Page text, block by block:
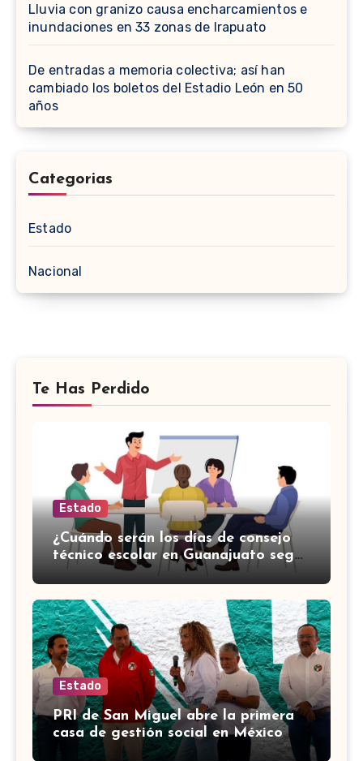
Lluvia con granizo causa encharcamientos e
inundaciones en 33 zonas de Irapuato
De entradas a memoria colectiva; así han
cambiado los boletos del Estadio León en 50
años
Categorias
Estado
Nacional
Te Has Perdido
Estado
¿Cuándo serán los días de consejo
técnico escolar en Guanajuato según
el calendario de la SEP?
Estado
PRI de San Miguel abre la primera
casa de gestión social en México